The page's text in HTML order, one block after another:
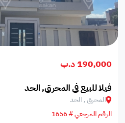
190,000 د.ب
فيلا للبيع في المحرق, الحد
المحرق , الحد
الرقم المرجعي # 1656